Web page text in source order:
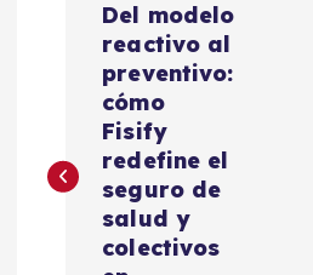
e
Del modelo
reactivo al
preventivo:
cómo
Fisify
redefine el
seguro de
salud y
colectivos